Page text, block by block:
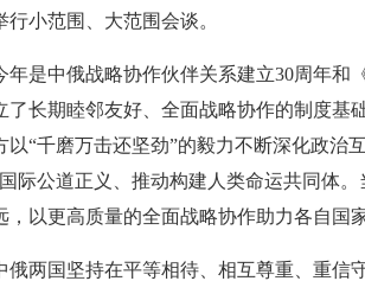
小范围、大范围会谈。
年是中俄战略协作伙伴关系建立30周年
了长期睦邻友好、全面战略协作的制度
以“千磨万击还坚劲”的毅力不断深化政治
际公道正义、推动构建人类命运共同体
，以更高质量的全面战略协作助力各自国
俄两国坚持在平等相待、相互尊重、重